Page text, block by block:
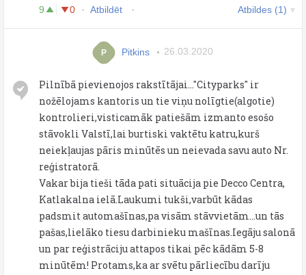
9 0 Atbildēt Atbildes (1)
P Pitkins 26.03.2020
Pilnībā pievienojos rakstītājai..."Cityparks" ir
nožēlojams kantoris un tie viņu nolīgtie(algotie)
kontrolieri,visticamāk patiešām izmanto esošo
stāvokli Valstī,lai burtiski vaktētu katru,kurš
neiekļaujas pāris minūtēs un neievada savu auto Nr.
reģistratorā.
Vakar bija tieši tāda pati situācija pie Decco Centra,
Katlakalna ielā.Laukumi tukši,varbūt kādas
padsmit automašīnas,pa visām stāvvietām...un tās
pašas,lielāko tiesu darbinieku mašīnas.Iegāju salonā
un par reģistrāciju attapos tikai pēc kādām 5-8
minūtēm! Protams,ka ar svētu pārliecību darīju